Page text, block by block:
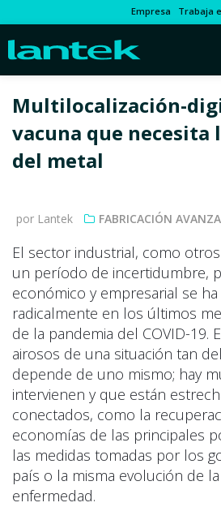
Empresa Trabaja
Multilocalización-
vacuna que
del metal
por Lantek FABRICACIÓN
El sector industrial, como
un período de incertidumbre,
económico y empresarial se
radicalmente en los últimos
de la pandemia del COVID-19.
airosos de una situación tan
depende de uno mismo; hay
intervienen y que están
conectados, como la
economías de las principales
las medidas tomadas por los
país o la misma evolución de
enfermedad.